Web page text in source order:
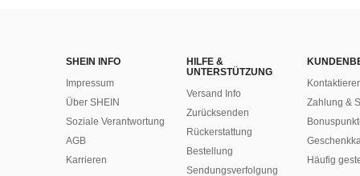
SHEIN INFO
Impressum
Über SHEIN
Soziale Verantwortung
AGB
Karrieren
HILFE &
UNTERSTÜTZUNG
Versand Info
Zurücksenden
Rückerstattung
Bestellung
Sendungsverfolgung
Zahlung &
Häufig